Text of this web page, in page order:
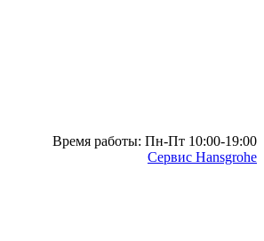
Время работы: Пн-Пт 10:00-19:00
Сервис Hansgrohe